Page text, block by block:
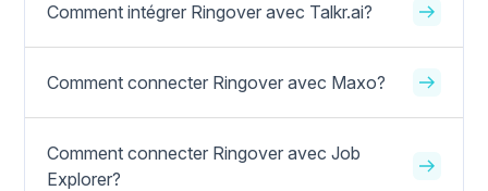
Comment intégrer Ringover avec Talkr.ai?
Comment connecter Ringover avec Maxo?
Comment connecter Ringover avec Job
Explorer?